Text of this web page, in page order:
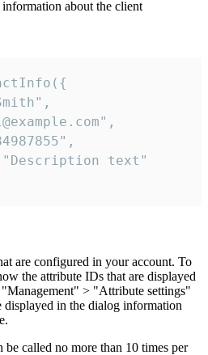
about the client
text"
are configured in your account. To
the attribute IDs that are displayed
> "Attribute settings"
in the dialog information
called no more than 10 times per